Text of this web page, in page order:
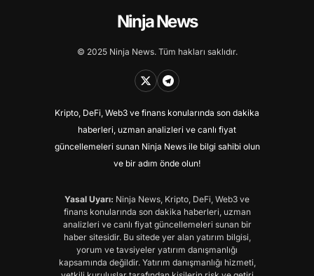
Ninja News
© 2025 Ninja News. Tüm hakları saklıdır.
Kripto, DeFi, Web3 ve finans konularında son dakika
haberleri, uzman analizleri ve canlı fiyat
güncellemeleri sunan Ninja News ile bilgi sahibi olun
ve bir adım önde olun!
Yasal Uyarı: Ninja News, Kripto, DeFi, Web3 ve
finans konularında son dakika haberleri, uzman
analizleri ve canlı fiyat güncellemeleri sunan bir
haber sitesidir. Bu sitede yer alan yatırım bilgisi,
yorum ve tavsiyeler yatırım danışmanlığı
kapsamında değildir. Yatırım danışmanlığı hizmeti,